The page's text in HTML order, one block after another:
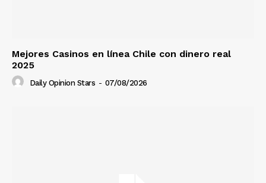
Mejores Casinos en línea Chile con dinero real
2025
Daily Opinion Stars - 07/08/2026